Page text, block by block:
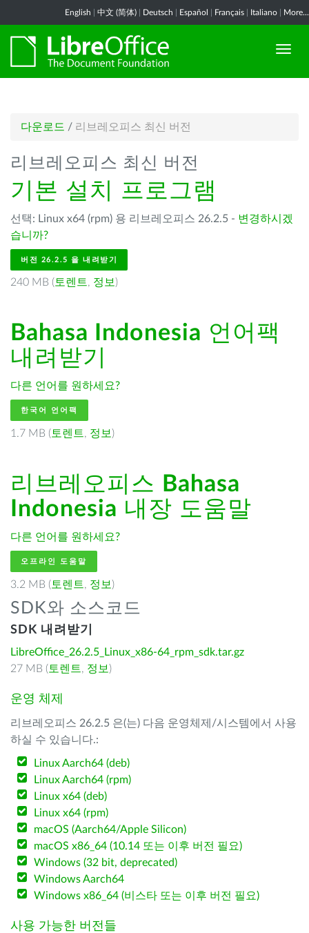
English 中文 (简体) Deutsch Español Français Italiano More...
다운로드 / 리브레오피스 최신 버전
리브레오피스 최신 버전
기본 설치 프로그램
선택: Linux x64 (rpm) 용 리브레오피스 26.2.5 - 변경하시겠
습니까?
버전 26.2.5 을 내려받기
240 MB ( 토렌트, 정보 )
Bahasa Indonesia 언어팩
내려받기
다른 언어를 원하세요?
한국어 언어팩
1.7 MB ( 토렌트, 정보 )
리브레오피스 Bahasa
Indonesia 내장 도움말
다른 언어를 원하세요?
오프라인 도움말
3.2 MB ( 토렌트, 정보 )
SDK와 소스코드
SDK 내려받기
LibreOffice_26.2.5_Linux_x86-64_rpm_sdk.tar.gz
27 MB ( 토렌트, 정보 )
운영 체제
리브레오피스 26.2.5 은(는) 다음 운영체제/시스템에서 사용
하실 수 있습니다.:
Linux Aarch64 (deb)
Linux Aarch64 (rpm)
Linux x64 (deb)
Linux x64 (rpm)
macOS (Aarch64/Apple Silicon)
macOS x86_64 (10.14 또는 이후 버전 필요)
Windows (32 bit, deprecated)
Windows Aarch64
Windows x86_64 (비스타 또는 이후 버전 필요)
사용 가능한 버전들